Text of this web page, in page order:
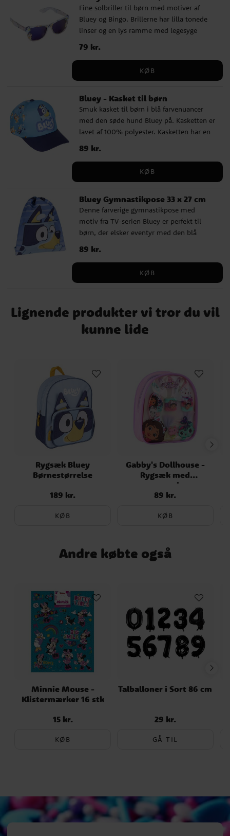
Fine solbriller til børn med motiver af
Bluey og Bingo. Brillerne har lilla tonede
linser og en lys ramme med legesyge
detaljer fra Bluey. De giver UV400-
beskyttelse mod solens stråler og passer
✔️ Solbriller med Bluey og Bingo-motiver
legesyge Bluey-detaljer ✔️ UV400-
beskyttelse mod solens stråler ✔️ Bredde:
ca. 10 cm
Pris:79 kr.
79 kr.
KØB
Bluey - Kasket til børn
Smuk kasket til børn i blå farvenuancer
med den søde hund Bluey på. Kasketten er
lavet af 100% polyester. Kasketten har en
omkreds på 53 cm og kan justeres bagpå,
hvilket gør, at den som regel passer til
Pris:89 kr.
89 kr.
KØB
Bluey Gymnastikpose 33 x 27 cm
Denne farverige gymnastikpose med
motiv fra TV-serien Bluey er perfekt til
børn, der elsker eventyr med den blå
kvæghund. Gymnastikposen rummer alt
træningstøj og andre fornødenheder.
er et officielt licenseret produkt, hvilket
Pris:89 kr.
89 kr.
KØB
Lignende produkter vi tror du vil
kunne lide
Rygsæk Bluey
Børnestørrelse
Pris:189 kr.
189 kr.
KØB
Gabby's Dollhouse -
Rygsæk med
accessories
Pris: 89 kr.
89 kr.
KØB
Andre købte også
Minnie Mouse -
Klistermærker 16 stk
Pris: 15 kr.
15 kr.
KØB
Talballoner i Sort 86 cm
Pris: 29 kr.
29 kr.
GÅ TIL